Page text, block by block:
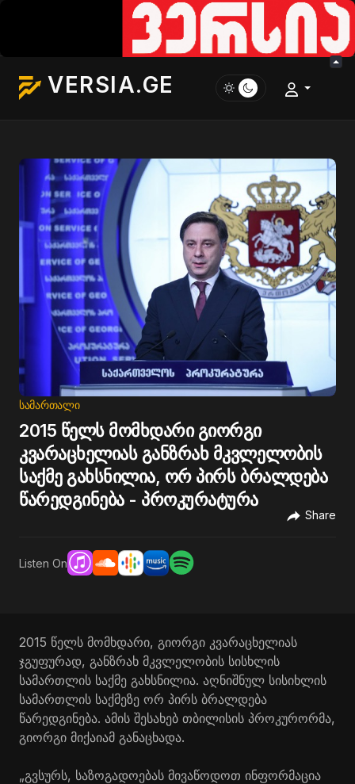
VERSIA.GE
ᲡᲐᲛᲐᲠᲗᲐᲚᲘ
2015 წელს მომხდარი გიორგი
კვარაცხელიას განზრახ მკვლელობის
საქმე გახსნილია, ორ პირს ბრალდება
წარედგინება - პროკურატურა
Share
Listen On
2015 წელს მომხდარი, გიორგი კვარაცხელიას
ჯგუფურად, განზრახ მკვლელობის სისხლის
სამართლის საქმე გახსნილია. აღნიშნულ სისიხლის
სამართლის საქმეზე ორ პირს ბრალდება
წარედგინება. ამის შესახებ თბილისის პროკურორმა,
გიორგი მიქაიამ განაცხადა.
„გვსურს, საზოგადოებას მივაწოდოთ ინფორმაცია